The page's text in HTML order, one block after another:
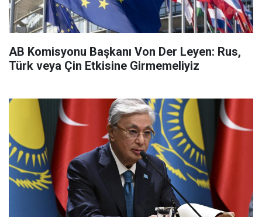
AB Komisyonu Başkanı Von Der Leyen: Rus,
Türk veya Çin Etkisine Girmemeliyiz